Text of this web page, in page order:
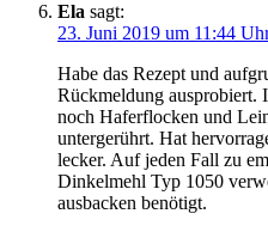
Ela sagt:
23. Juni 2019 um 11:44
Habe das Rezept und
Rückmeldung ausprobiert.
noch Haferflocken und
untergerührt. Hat
lecker. Auf jeden Fall zu
Dinkelmehl Typ 1050
ausbacken benötigt.